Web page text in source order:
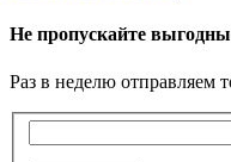
Не пропускайте
Раз в неделю отправляем